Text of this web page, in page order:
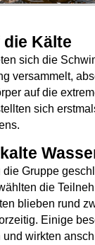
Kälte
sich die
versammelt,
auf die
sich
Gruppe
die
blieben rund
Einige
wirkten